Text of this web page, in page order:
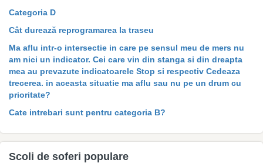
Categoria D
Cât durează reprogramarea la traseu
Ma aflu intr-o intersectie in care pe sensul meu de mers nu
am nici un indicator. Cei care vin din stanga si din dreapta
mea au prevazute indicatoarele Stop si respectiv Cedeaza
trecerea. in aceasta situatie ma aflu sau nu pe un drum cu
prioritate?
Cate intrebari sunt pentru categoria B?
Scoli de soferi populare